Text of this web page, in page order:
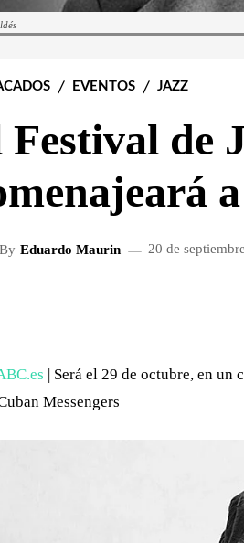
EVENTOS JAZZ
de
By Eduardo Maurin 20 de
| Será el 29 de octubre, en un
Messengers